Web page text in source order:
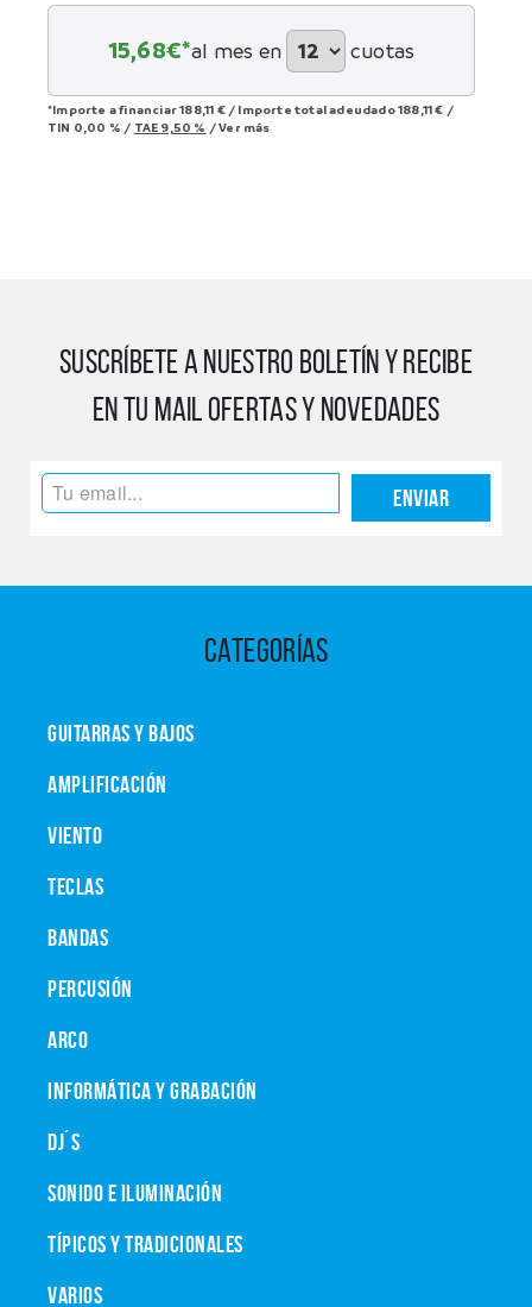
15,68€*al mes en cuotas
*Importe a financiar188,11 € / Importe total adeudado188,11 € /
TIN 0,00 % / TAE 9,50 % /Ver más
SUSCRÍBETE A NUESTRO BOLETÍN Y RECIBE
EN TU MAIL OFERTAS Y NOVEDADES
Enviar
CATEGORÍAS
GUITARRAS Y BAJOS
AMPLIFICACIÓN
VIENTO
TECLAS
BANDAS
PERCUSIÓN
ARCO
INFORMÁTICA Y GRABACIÓN
DJ´S
SONIDO E ILUMINACIÓN
TÍPICOS Y TRADICIONALES
VARIOS